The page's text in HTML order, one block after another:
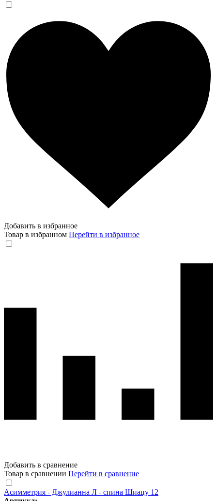
Добавить в избранное
Товар в избранном Перейти в избранное
Добавить в сравнение
Товар в сравнении Перейти в сравнение
Асимметрия - Джулианна Л - спина Шиацу 12